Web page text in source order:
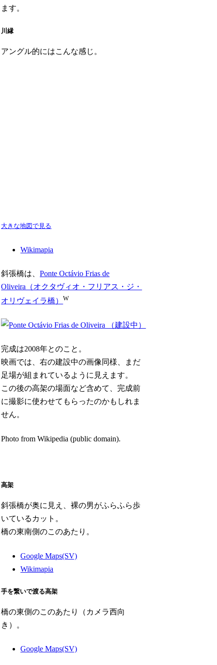
ます。
川縁
アングル的にはこんな感じ。
大きな地図で見る
Wikimapia
斜張橋は、Ponte Octávio Frias de
Oliveira（オクタヴィオ・フリアス・ジ・
オリヴェイラ橋） W
完成は2008年とのこと。
映画では、右の建設中の画像同様、まだ
足場が組まれているように見えます。
この後の高架の場面など含めて、完成前
に撮影に使わせてもらったのかもしれま
せん。
Photo from Wikipedia (public domain).
高架
斜張橋が奥に見え、裸の男がふらふら歩
いているカット。
橋の東南側のこのあたり。
Google Maps(SV)
Wikimapia
手を繋いで渡る高架
橋の東側のこのあたり（カメラ西向
き）。
Google Maps(SV)